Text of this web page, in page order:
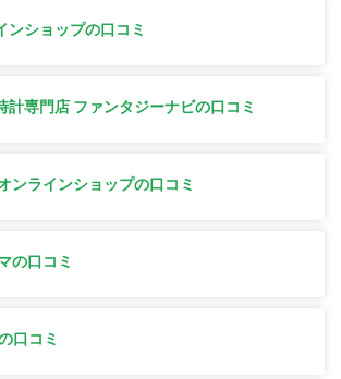
ンショップの口コミ
計専門店 ファンタジーナビの口コミ
ンラインショップの口コミ
の口コミ
口コミ